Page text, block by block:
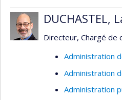
Administration
Gestion des
DUCHASTEL,
Directeur, Chargé de
Administration
Administration
Administration